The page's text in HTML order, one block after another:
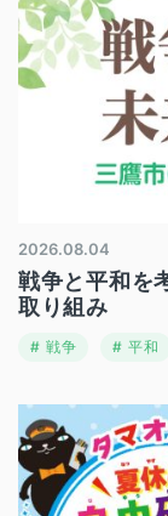
2026.08.04
戦争と平和を
取り組み
戦争 平和